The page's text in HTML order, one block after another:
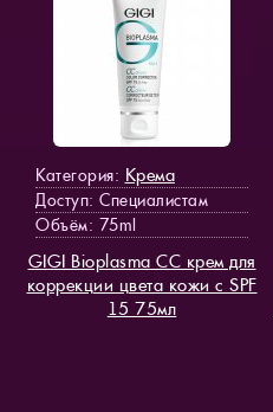
Категория: Крема
Доступ: Специалистам
Объём: 75ml
GIGI Bioplasma CC крем для
коррекции цвета кожи с SPF
15 75мл